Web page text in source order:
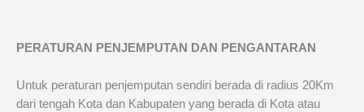
PERATURAN PENJEMPUTAN DAN PENGANTARAN
Untuk peraturan penjemputan sendiri berada di radius 20Km
dari tengah Kota dan Kabupaten yang berada di Kota atau